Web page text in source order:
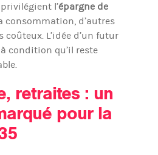
l’épargne de
consommation, d’autres
L’idée d’un futur
condition qu’il reste
retraites : un
pour la